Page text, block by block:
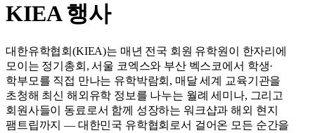
KIEA 행사
대한유학협회(KIEA)는 매년 전국 회원 유학원이 한자리에
모이는 정기총회, 서울 코엑스와 부산 벡스코에서 학생·
학부모를 직접 만나는 유학박람회, 매달 세계 교육기관을
초청해 최신 해외유학 정보를 나누는 월례 세미나, 그리고
회원사들이 동료로서 함께 성장하는 워크샵과 해외 현지
팸트립까지 — 대한민국 유학협회로서 걸어온 모든 순간을